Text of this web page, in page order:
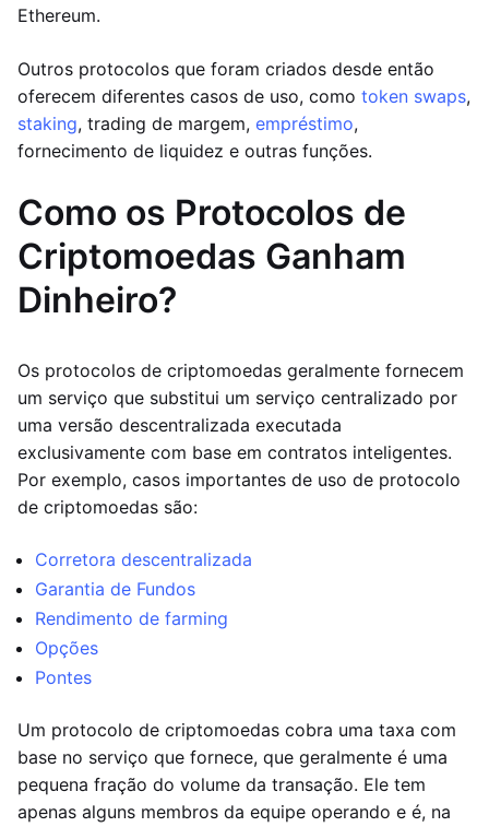
Ethereum.
Outros protocolos que foram criados desde então
oferecem diferentes casos de uso, como token swaps,
staking, trading de margem, empréstimo,
fornecimento de liquidez e outras funções.
Como os Protocolos de
Criptomoedas Ganham
Dinheiro?
Os protocolos de criptomoedas geralmente fornecem
um serviço que substitui um serviço centralizado por
uma versão descentralizada executada
exclusivamente com base em contratos inteligentes.
Por exemplo, casos importantes de uso de protocolo
de criptomoedas são:
Corretora descentralizada
Garantia de Fundos
Rendimento de farming
Opções
Pontes
Um protocolo de criptomoedas cobra uma taxa com
base no serviço que fornece, que geralmente é uma
pequena fração do volume da transação. Ele tem
apenas alguns membros da equipe operando e é, na